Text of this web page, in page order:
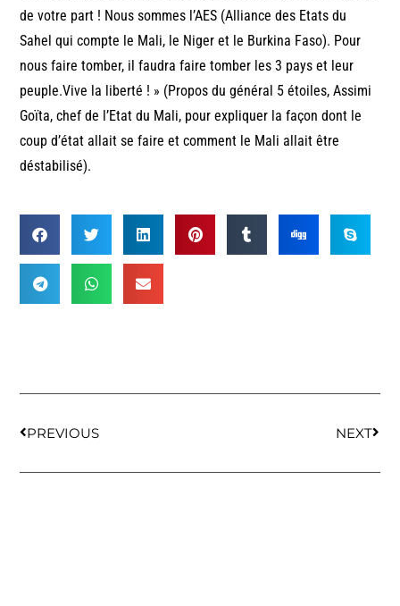
de votre part ! Nous sommes l’AES (Alliance des Etats du
Sahel qui compte le Mali, le Niger et le Burkina Faso). Pour
nous faire tomber, il faudra faire tomber les 3 pays et leur
peuple.Vive la liberté ! » (Propos du général 5 étoiles, Assimi
Goïta, chef de l’Etat du Mali, pour expliquer la façon dont le
coup d’état allait se faire et comment le Mali allait être
déstabilisé).
PREVIOUS NEXT